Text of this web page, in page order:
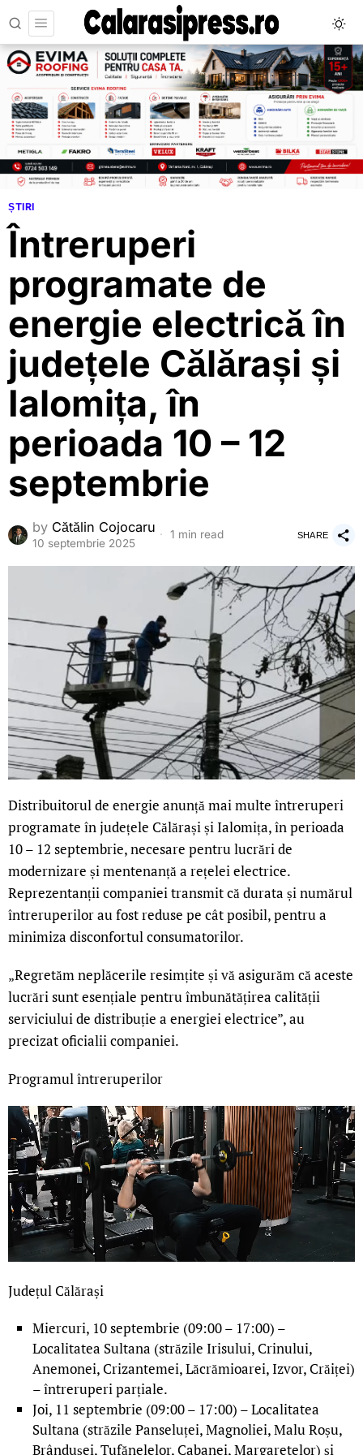
ȘTIRI
Întreruperi
programate de
energie electrică în
județele Călărași și
Ialomița, în
perioada 10 – 12
septembrie
by Cătălin Cojocaru
10 septembrie 2025
1 min read SHARE
Distribuitorul de energie anunță mai multe întreruperi
programate în județele Călărași și Ialomița, în perioada
10 – 12 septembrie, necesare pentru lucrări de
modernizare și mentenanță a rețelei electrice.
Reprezentanții companiei transmit că durata și numărul
întreruperilor au fost reduse pe cât posibil, pentru a
minimiza disconfortul consumatorilor.
„Regretăm neplăcerile resimțite și vă asigurăm că aceste
lucrări sunt esențiale pentru îmbunătățirea calității
serviciului de distribuție a energiei electrice”, au
precizat oficialii companiei.
Programul întreruperilor
Județul Călărași
Miercuri, 10 septembrie (09:00 – 17:00) –
Localitatea Sultana (străzile Irisului, Crinului,
Anemonei, Crizantemei, Lăcrămioarei, Izvor, Crăiței)
– întreruperi parțiale.
Joi, 11 septembrie (09:00 – 17:00) – Localitatea
Sultana (străzile Panseluței, Magnoliei, Malu Roșu,
Brândușei, Tufănelelor, Cabanei, Margaretelor) și